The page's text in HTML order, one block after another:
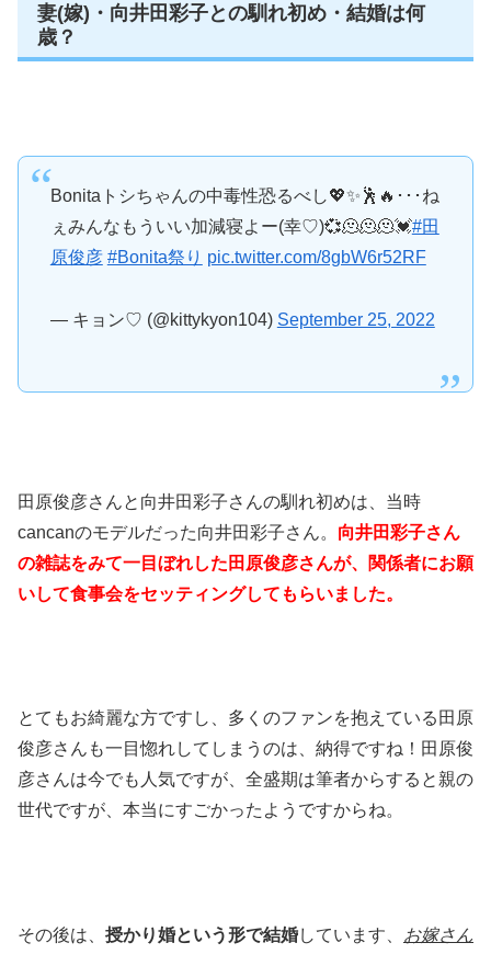
妻(嫁)・向井田彩子との馴れ初め・結婚は何
歳？
Bonitaトシちゃんの中毒性恐るべし💖✨🕺🔥･･･ね
ぇみんなもういい加減寝よー(幸♡)💞🫠🫠🫠💓#田
原俊彦 #Bonita祭り pic.twitter.com/8gbW6r52RF
— キョン♡ (@kittykyon104) September 25, 2022
田原俊彦さんと向井田彩子さんの馴れ初めは、当時
cancanのモデルだった向井田彩子さん。 向井田彩子さん
の雑誌をみて一目ぼれした田原俊彦さんが、関係者にお願
いして食事会をセッティングしてもらいました。
とてもお綺麗な方ですし、多くのファンを抱えている田原
俊彦さんも一目惚れしてしまうのは、納得ですね！田原俊
彦さんは今でも人気ですが、全盛期は筆者からすると親の
世代ですが、本当にすごかったようですからね。
その後は、 授かり婚という形で結婚しています、
お嫁さん